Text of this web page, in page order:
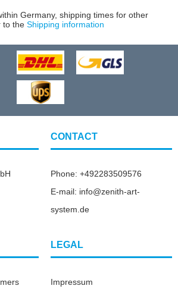
Germany, shipping times for other
to the Shipping information
CONTACT
Phone: +492283509576
E-mail: info@zenith-art-
system.de
LEGAL
Impressum